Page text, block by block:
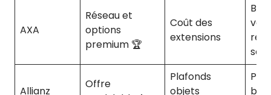
AXA
Réseau et
options
premium 🏆
Coût des
extensions
Allianz
Offre
Plafonds
objets